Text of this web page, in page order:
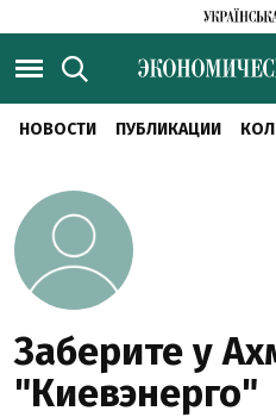
НОВОСТИ ПУБЛИКАЦИИ
Заберите у
"Киевэнерго"